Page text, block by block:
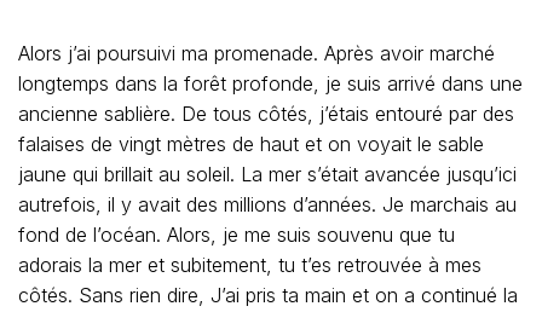
Alors j’ai poursuivi ma promenade. Après avoir marché
longtemps dans la forêt profonde, je suis arrivé dans une
ancienne sablière. De tous côtés, j’étais entouré par des
falaises de vingt mètres de haut et on voyait le sable
jaune qui brillait au soleil. La mer s’était avancée jusqu’ici
autrefois, il y avait des millions d’années. Je marchais au
fond de l’océan. Alors, je me suis souvenu que tu
adorais la mer et subitement, tu t’es retrouvée à mes
côtés. Sans rien dire, J’ai pris ta main et on a continué la